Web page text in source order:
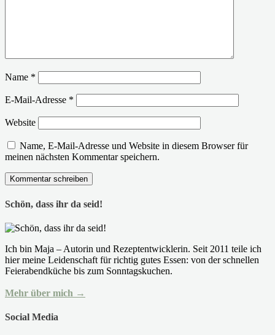
Name *
E-Mail-Adresse *
Website
Name, E-Mail-Adresse und Website in diesem Browser für
meinen nächsten Kommentar speichern.
Schön, dass ihr da seid!
Ich bin Maja – Autorin und Rezeptentwicklerin. Seit 2011 teile ich
hier meine Leidenschaft für richtig gutes Essen: von der schnellen
Feierabendküche bis zum Sonntagskuchen.
Mehr über mich →
Social Media